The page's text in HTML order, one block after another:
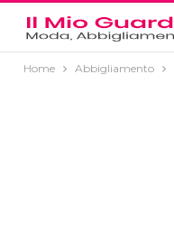
Home Abbigliamento